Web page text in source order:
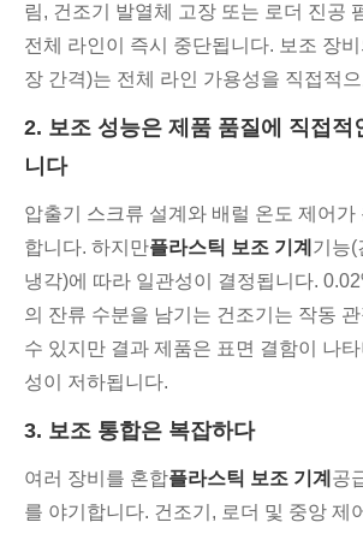
림, 건조기 발열체 고장 또는 로더 진공
전체 라인이 즉시 중단됩니다. 보조 장
장 간격)는 전체 라인 가용성을 직접적
2. 보조 성능은 제품 품질에 직접적
니다
압출기 스크류 설계와 배럴 온도 제어가
합니다. 하지만플라스틱 보조 기계 기능(
냉각)에 따라 일관성이 결정됩니다.
의 잔류 수분을 남기는 건조기는 작동
수 있지만 결과 제품은 표면 결함이 나
성이 저하됩니다.
3. 보조 통합은 복잡하다
여러 장비를 혼합플라스틱 보조 기계 공
를 야기합니다. 건조기, 로더 및 중앙 제